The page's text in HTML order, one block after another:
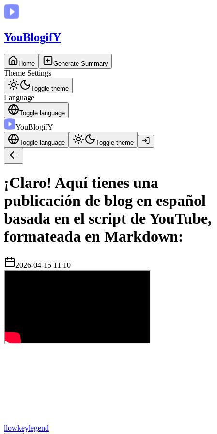
YouBlogifY
Home Generate Summary
Theme Settings
Toggle theme
Language
Toggle language
YouBlogifY
Toggle language Toggle theme
¡Claro! Aquí tienes una
publicación de blog en español
basada en el script de YouTube,
formateada en Markdown:
2026-04-15 11:10
llowkeylegend